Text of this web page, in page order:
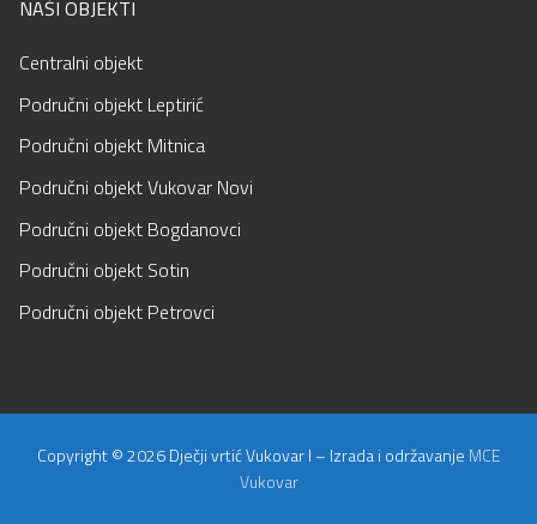
NAŠI OBJEKTI
Centralni objekt
Područni objekt Leptirić
Područni objekt Mitnica
Područni objekt Vukovar Novi
Područni objekt Bogdanovci
Područni objekt Sotin
Područni objekt Petrovci
Copyright © 2026 Dječji vrtić Vukovar I – Izrada i održavanje MCE
Vukovar